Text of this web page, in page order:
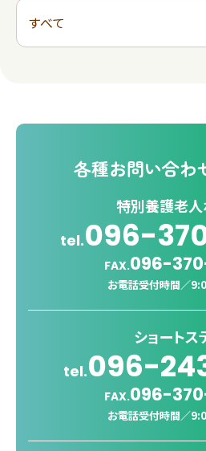
各種お問い合わ
特別養護老人
tel.096-
FAX.096-
お電話受付時間／
ショートス
tel.096-
FAX.096-
お電話受付時間／